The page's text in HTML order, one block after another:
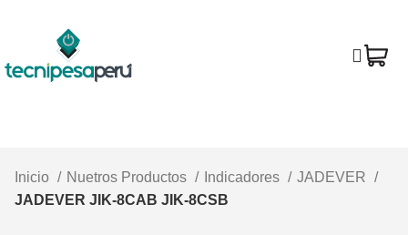
Inicio Nuetros Productos Indicadores
JADEVER
JADEVER JIK-8CAB JIK-8CSB